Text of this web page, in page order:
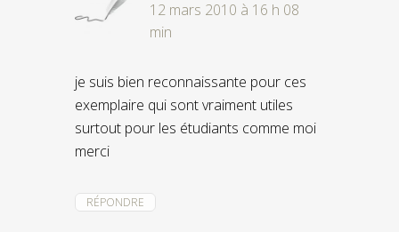
12 mars 2010 à 16 h 08
min
je suis bien reconnaissante pour ces
exemplaire qui sont vraiment utiles
surtout pour les étudiants comme moi
merci
RÉPONDRE